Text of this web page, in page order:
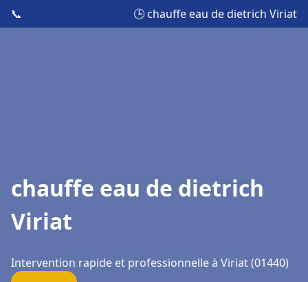
📞 🕒 chauffe eau de dietrich Viriat
chauffe eau de dietrich
Viriat
Intervention rapide et professionnelle à Viriat (01440)